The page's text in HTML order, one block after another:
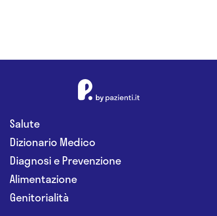
Salute
Dizionario Medico
Diagnosi e Prevenzione
Alimentazione
Genitorialità